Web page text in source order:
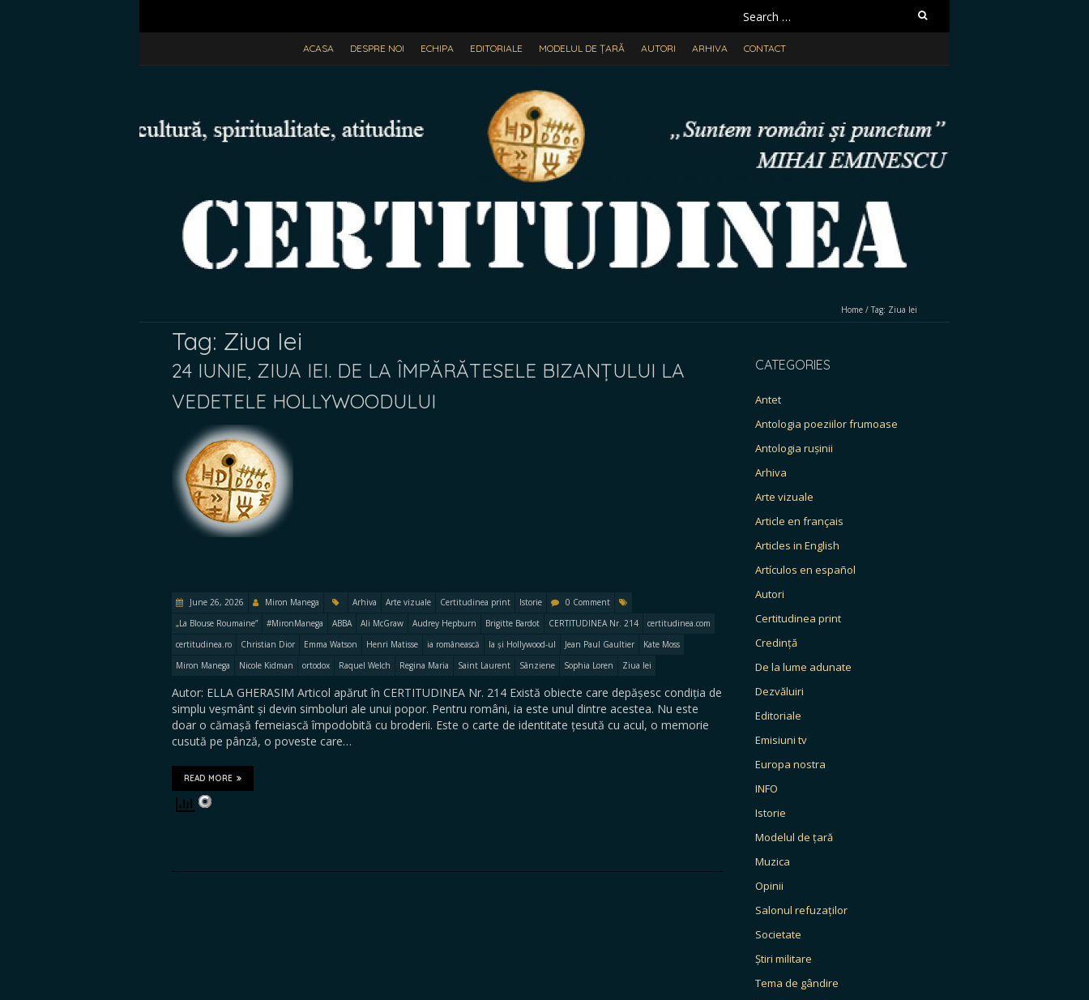
Search
for:
ACASA DESPRE NOI ECHIPA EDITORIALE MODELUL DE ȚARĂ AUTORI ARHIVA CONTACT
Home / Tag: Ziua Iei
Tag: Ziua Iei
24 IUNIE, ZIUA IEI. DE LA ÎMPĂRĂTESELE BIZANȚULUI LA
VEDETELE HOLLYWOODULUI
June 26, 2026 Miron Manega Arhiva Arte vizuale Certitudinea print Istorie
0 Comment
„La Blouse Roumaine”
#MironManega ABBA Ali McGraw Audrey Hepburn Brigitte Bardot CERTITUDINEA Nr. 214
certitudinea.com
certitudinea.ro
Christian Dior Emma Watson Henri Matisse ia românească Ia și Hollywood-ul Jean Paul Gaultier
Kate Moss
Miron Manega
Nicole Kidman ortodox Raquel Welch Regina Maria Saint Laurent Sânziene Sophia Loren Ziua Iei
Autor: ELLA GHERASIM Articol apărut în CERTITUDINEA Nr. 214 Există obiecte care depășesc condiția de
simplu veșmânt și devin simboluri ale unui popor. Pentru români, ia este unul dintre acestea. Nu este
doar o cămașă femeiască împodobită cu broderii. Este o carte de identitate țesută cu acul, o memorie
cusută pe pânză, o poveste care…
READ MORE
CATEGORIES
Antet
Antologia poeziilor frumoase
Antologia rușinii
Arhiva
Arte vizuale
Article en français
Articles in English
Artículos en español
Autori
Certitudinea print
Credință
De la lume adunate
Dezvăluiri
Editoriale
Emisiuni tv
Europa nostra
INFO
Istorie
Modelul de țară
Muzica
Opinii
Salonul refuzaților
Societate
Știri militare
Tema de gândire